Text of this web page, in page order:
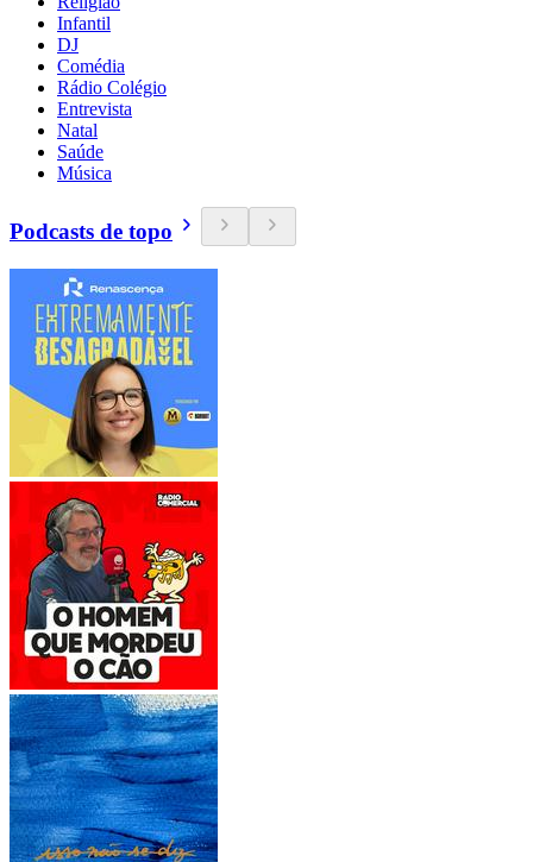
Infantil
DJ
Comédia
Rádio Colégio
Entrevista
Natal
Saúde
Música
Podcasts de topo